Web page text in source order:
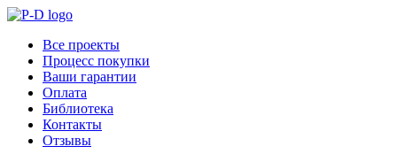
Все проекты
Процесс покупки
Ваши гарантии
Оплата
Библиотека
Контакты
Отзывы